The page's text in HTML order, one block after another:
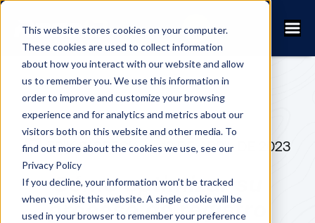
This website stores cookies on your computer.
These cookies are used to collect information
about how you interact with our website and allow
us to remember you. We use this information in
order to improve and customize your browsing
experience and for analytics and metrics about our
visitors both on this website and other media. To
find out more about the cookies we use, see our
Privacy Policy
If you decline, your information won’t be tracked
when you visit this website. A single cookie will be
used in your browser to remember your preference
ERIK SJÖBECK 12 DE ABRIL DE 2023
Cómo optimizar su
proceso de registro